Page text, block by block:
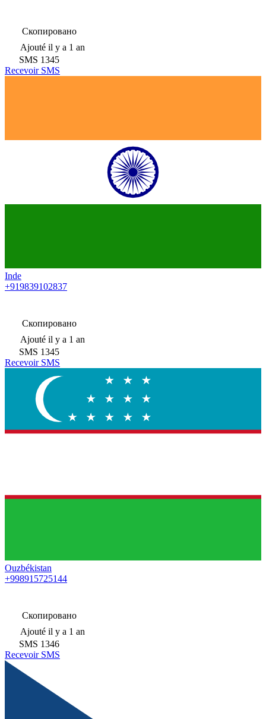
Скопировано
Ajouté il y a 1 an
SMS 1345
Recevoir SMS
Inde
+919839102837
Скопировано
Ajouté il y a 1 an
SMS 1345
Recevoir SMS
Ouzbékistan
+998915725144
Скопировано
Ajouté il y a 1 an
SMS 1346
Recevoir SMS